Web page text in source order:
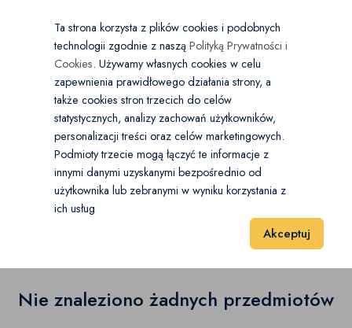
Wybierz kategorię
Moda męska
(0)
(0)
Kardigany (0)
Kombinezony(0)
Lekkie swetry(0)
×
Kraj PL
PLN
Moda Moda męska Spodnie
Spodnie (0)
20 60
Nie znaleziono żadnych przedmiotów
Ta strona korzysta z plików cookies i podobnych
technologii zgodnie z nasząPolityką Prywatności i
Cookies. Używamy własnych cookies w celu
zapewnienia prawidłowego działania strony, a
także cookies stron trzecich do celów
statystycznych, analizy zachowań użytkowników,
personalizacji treści oraz celów marketingowych.
Podmioty trzecie mogą łączyć te informacje z
innymi danymi uzyskanymi bezpośrednio od
użytkownika lub zebranymi w wyniku korzystania z
ich usług
Akceptuj